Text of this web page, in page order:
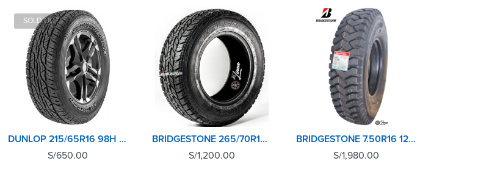
SOLD OUT
DUNLOP 215/65R16 98H GRANDTREK AT3 TL
S/650.00
BRIDGESTONE 265/70R16 112S DUELER AT694
S/1,200.00
BRIDGESTONE 7.50R16 12PR POST L301
S/1,980.00